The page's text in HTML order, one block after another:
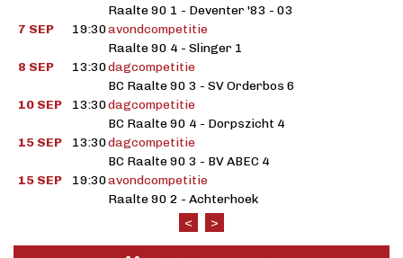
Raalte 90 1 - Deventer '83 - 03
7 SEP
19:30avondcompetitie
Raalte 90 4 - Slinger 1
8 SEP
13:30dagcompetitie
BC Raalte 90 3 - SV Orderbos 6
10 SEP
13:30dagcompetitie
BC Raalte 90 4 - Dorpszicht 4
15 SEP
13:30dagcompetitie
BC Raalte 90 3 - BV ABEC 4
15 SEP
19:30avondcompetitie
Raalte 90 2 - Achterhoek
<
>